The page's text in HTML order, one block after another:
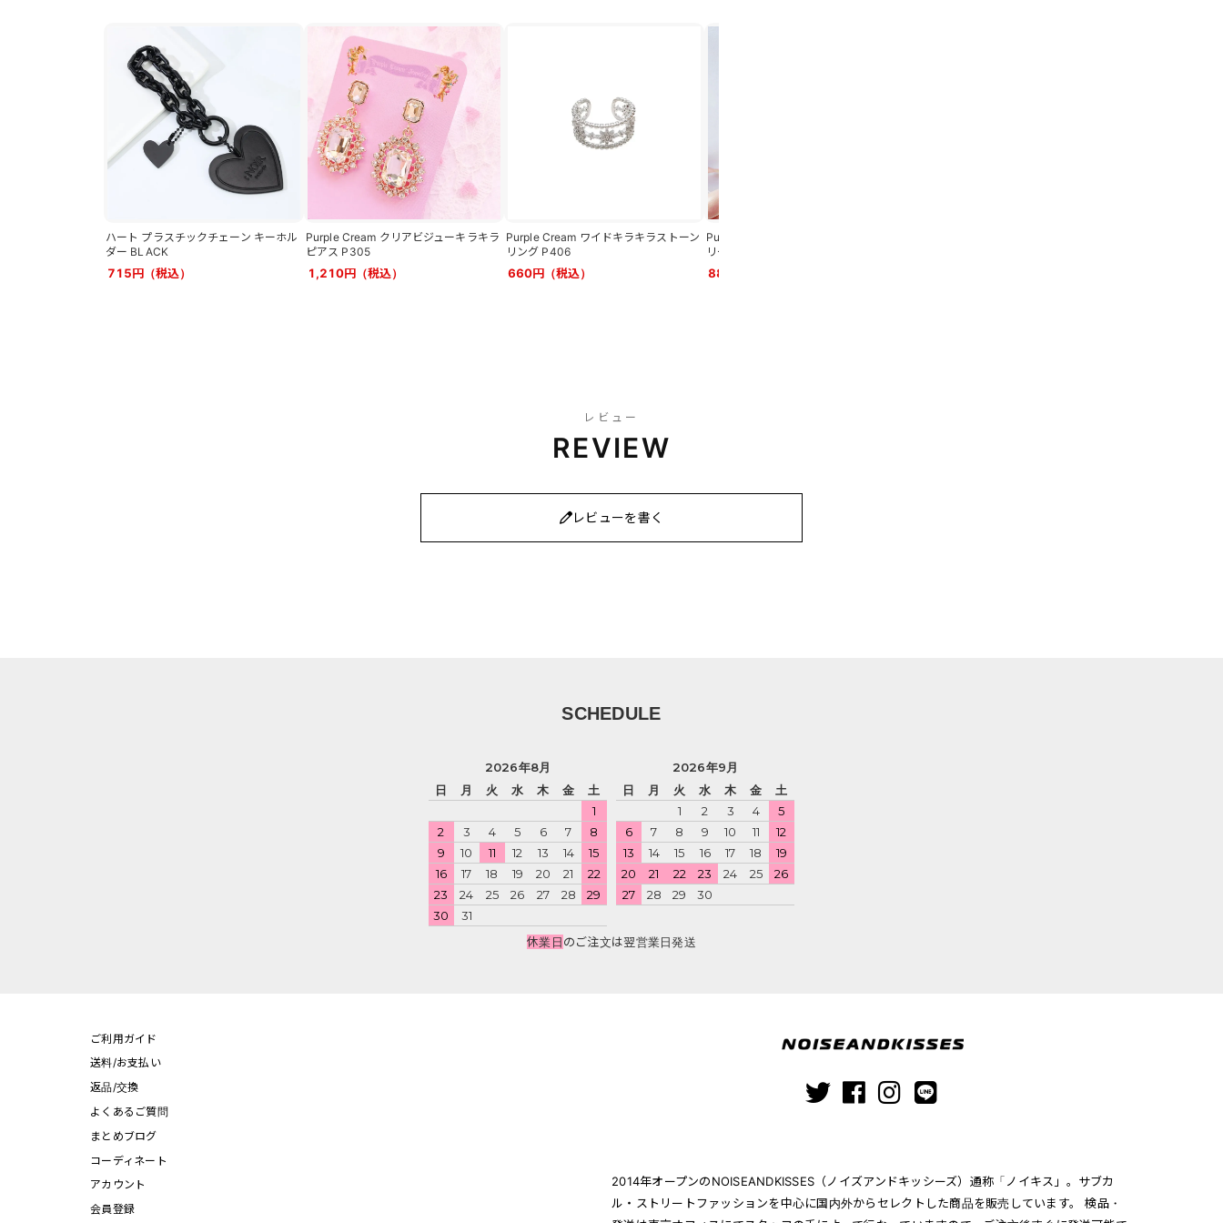
ハート プラスチックチェーン キーホル
ダー BLACK
715円（税込）
Purple Cream クリアビジューキラキラ
ピアス P305
1,210円（税込）
Purple Cream ワイドキラキラストーン
リング P406
660円（税込）
Purple Cream ブルームーンアシンメト
リーピアス P667
880円（税込）
レビュー
REVIEW
レビューを書く
SCHEDULE
2026年8月
日
月 火 水 木 金
土
1
2
3 4 5 6 7
8
9
10 11 12 13 14
15
16
17 18 19 20 21
22
23
24 25 26 27 28
29
30
31
2026年9月
日
月 火 水 木 金
土
1
2 3 4
5
6
7 8 9 10 11
12
13
14 15 16 17 18
19
20
21 22 23 24 25
26
27
28 29 30
休業日のご注文は翌営業日発送
2014年オープンのNOISEANDKISSES（ノイズアンドキッシーズ）通称「ノイキス」。サブカ
ル・ストリートファッションを中心に国内外からセレクトした商品を販売しています。 検品・
ご利用ガイド
送料/お支払い
返品/交換
よくあるご質問
まとめブログ
コーディネート
アカウント
会員登録